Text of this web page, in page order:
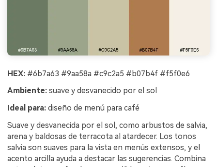
HEX: #6b7a63 #9aa58a #c9c2a5 #b07b4f #f5f0e6
Ambiente: suave y desvanecido por el sol
Ideal para: diseño de menú para café
Suave y desvanecida por el sol, como arbustos de salvia,
arena y baldosas de terracota al atardecer. Los tonos
salvia son suaves para la vista en menús extensos, y el
acento arcilla ayuda a destacar las sugerencias. Combina